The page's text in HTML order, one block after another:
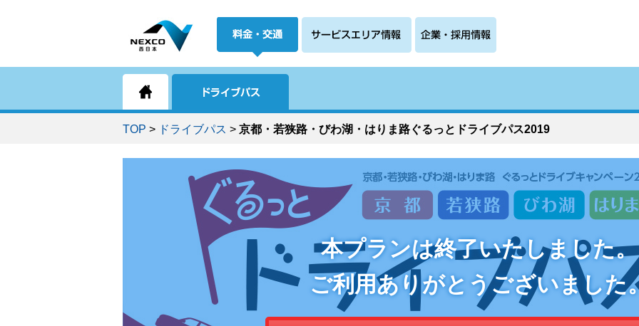
TOP > ドライブパス > 京都・若狭路・びわ湖・はりま路ぐるっとドライブパス2019
本プランは終了いたしました。
ご利用ありがとうございました